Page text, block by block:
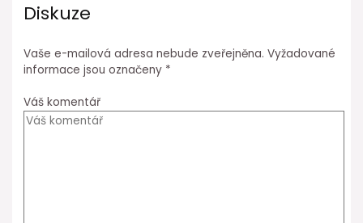
Diskuze
Vaše e-mailová adresa nebude zveřejněna. Vyžadované
informace jsou označeny *
Váš komentář